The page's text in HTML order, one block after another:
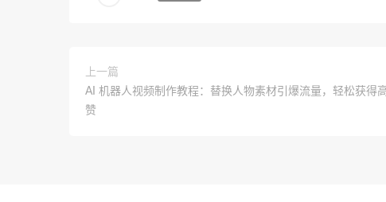
上一篇
AI 机器人视频制作教程：替换人物素材引爆流量，轻松获得
赞